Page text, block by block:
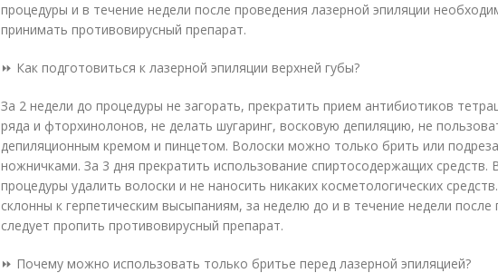
процедуры и в течение недели после проведения лазерной эпиляции
принимать противовирусный препарат.
⏩ Как подготовиться к лазерной эпиляции верхней губы?
За 2 недели до процедуры не загорать, прекратить прием антибиотиков
ряда и фторхинолонов, не делать шугаринг, восковую депиляцию, не
депиляционным кремом и пинцетом. Волоски можно только брить или
ножничками. За 3 дня прекратить использование спиртосодержащих средств.
процедуры удалить волоски и не наносить никаких косметологических
склонны к герпетическим высыпаниям, за неделю до и в течение недели после
следует пропить противовирусный препарат.
⏩ Почему можно использовать только бритье перед лазерной эпиляцией?